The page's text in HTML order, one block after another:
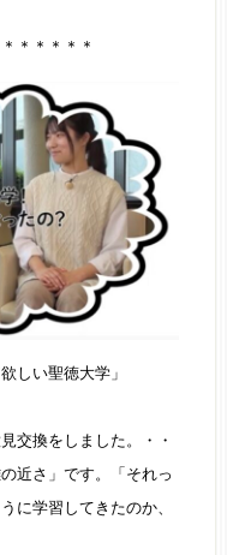
＊＊＊＊＊
しい聖徳大学」
交換をしました。・・
近さ」です。「それっ
に学習してきたのか、